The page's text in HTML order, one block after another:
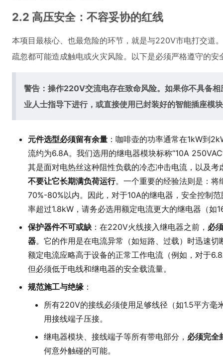
2.2 高压安全：不容妥协的红线
本项目最核心、也最危险的环节，就是与220V市电打交道。
疏忽都可能造成触电或火灾风险。以下是必须严格遵守的安
警告：操作220V交流电存在致命风险。如果你不具备
业人士指导下进行，或直接使用已封装好的智能插座模
元件选型必须留有余量 ：咖啡壶的功率通常在1kW到
流约为6.8A。我们选用的继电器模块标称“10A
其是面对电热丝这种阻性负载的冷态冲击电流，以及
不要让它长期满负荷运行。一个重要的经验法则是：
70%-80%以内。因此，对于10A的继电器，安全控制
率超过1.8kW，请务必选用额定电流更大的继电器（如
保护器件不可或缺 ：在220V火线接入继电器之前， 必
器。它的作用是在电流异常（如短路、过载）时迅速
额定电流应略高于设备的正常工作电流（例如，对于
但必须低于电线和继电器的安全载流量。
规范施工与绝缘 ：
所有220V的接线必须使用足够线径（如1.5平方毫
用接线端子压接。
继电器模块、接线端子等所有带电部分， 必须完全
何意外触碰的可能。